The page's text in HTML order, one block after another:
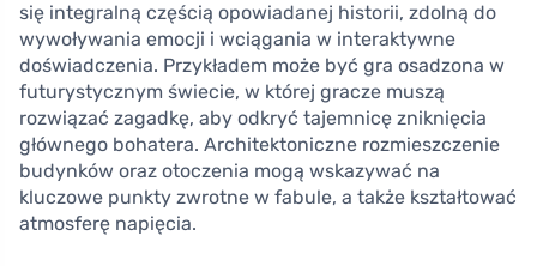
się integralną częścią opowiadanej historii, zdolną do
wywoływania emocji i wciągania w interaktywne
doświadczenia. Przykładem może być gra osadzona w
futurystycznym świecie, w której gracze muszą
rozwiązać zagadkę, aby odkryć tajemnicę zniknięcia
głównego bohatera. Architektoniczne rozmieszczenie
budynków oraz otoczenia mogą wskazywać na
kluczowe punkty zwrotne w fabule, a także kształtować
atmosferę napięcia.